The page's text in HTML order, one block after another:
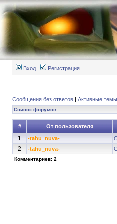
Вход Регистрация
Сообщения без ответов | Активные темы
Список форумов
# От пользователя
1 -tahu_nuva-
2
-tahu_nuva-
Комментариев: 2